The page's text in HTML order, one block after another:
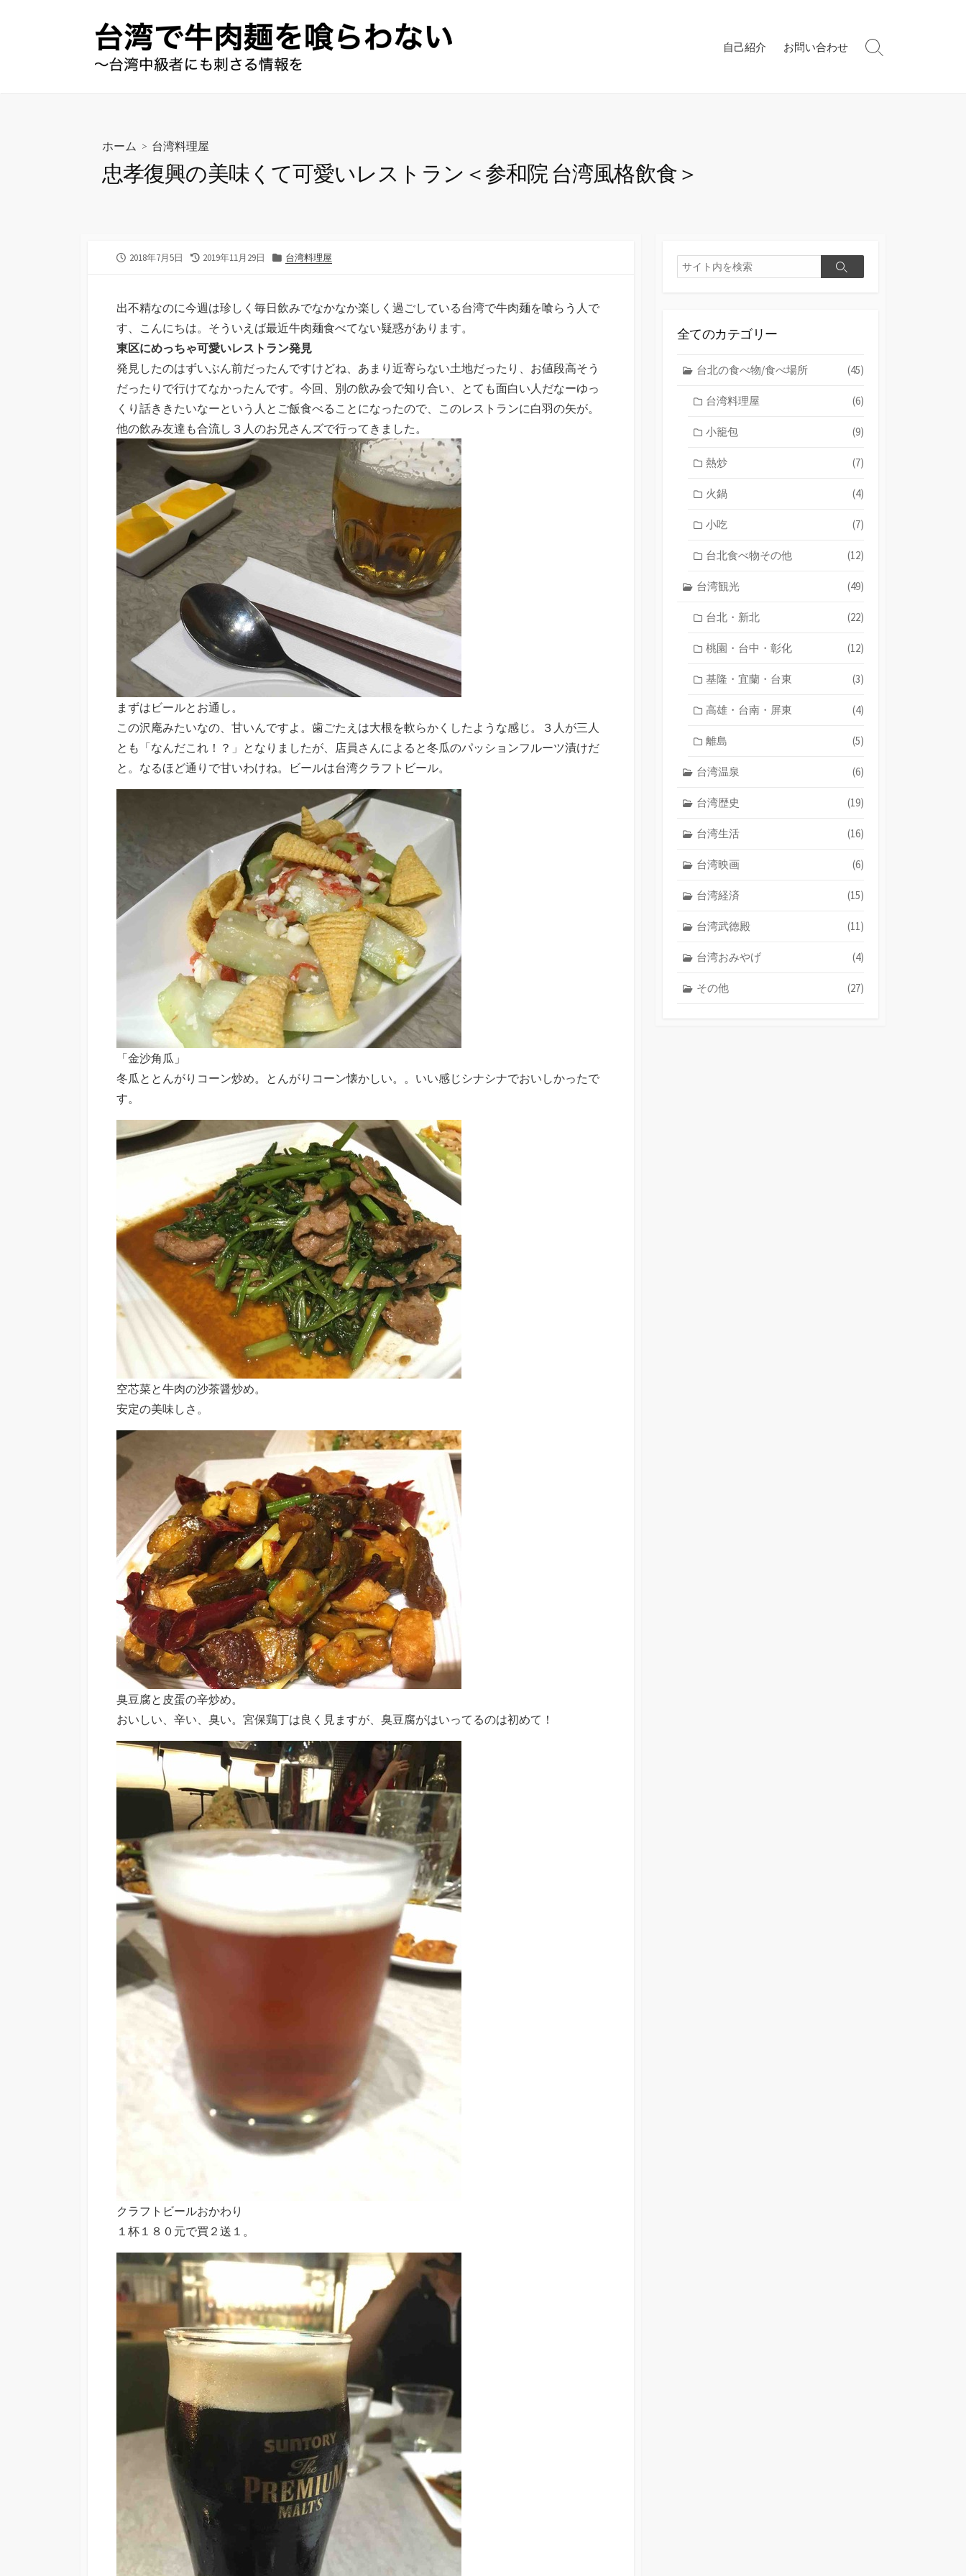
自己紹介 お問い合わせ
検
ホーム > 台湾料理屋
忠孝復興の美味くて可愛いレストラン＜参和院 台湾風格飲食＞
公
2018年7月5日
最
日
2019年11月29日
カ
ー
台湾料理屋
出不精なのに今週は珍しく毎日飲みでなかなか楽しく過ごしている台湾で牛肉麺を喰らう人で
す、こんにちは。そういえば最近牛肉麺食べてない疑惑があります。
東区にめっちゃ可愛いレストラン発見
発見したのはずいぶん前だったんですけどね、あまり近寄らない土地だったり、お値段高そう
だったりで行けてなかったんです。今回、別の飲み会で知り合い、とても面白い人だなーゆっ
くり話ききたいなーという人とご飯食べることになったので、このレストランに白羽の矢が。
他の飲み友達も合流し３人のお兄さんズで行ってきました。
まずはビールとお通し。
この沢庵みたいなの、甘いんですよ。歯ごたえは大根を軟らかくしたような感じ。３人が三人
とも「なんだこれ！？」となりましたが、店員さんによると冬瓜のパッションフルーツ漬けだ
と。なるほど通りで甘いわけね。ビールは台湾クラフトビール。
「金沙角瓜」
冬瓜ととんがりコーン炒め。とんがりコーン懐かしい。。いい感じシナシナでおいしかったで
す。
空芯菜と牛肉の沙茶醤炒め。
安定の美味しさ。
臭豆腐と皮蛋の辛炒め。
おいしい、辛い、臭い。宮保鶏丁は良く見ますが、臭豆腐がはいってるのは初めて！
クラフトビールおかわり
１杯１８０元で買２送１。
検
索
検
全てのカテゴリー
台北の食べ物/食べ場所 (45)
台湾料理屋 (6)
小籠包 (9)
熱炒 (7)
火鍋 (4)
小吃 (7)
台北食べ物その他 (12)
台湾観光 (49)
台北・新北 (22)
桃園・台中・彰化 (12)
基隆・宜蘭・台東 (3)
高雄・台南・屏東 (4)
離島 (5)
台湾温泉 (6)
台湾歴史 (19)
台湾生活 (16)
台湾映画 (6)
台湾経済 (15)
台湾武徳殿 (11)
台湾おみやげ (4)
その他 (27)